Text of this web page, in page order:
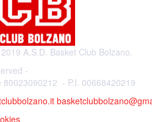
A.S.D. Basket Club Bolzano.
-
80023090212 - P.I. 00668420219